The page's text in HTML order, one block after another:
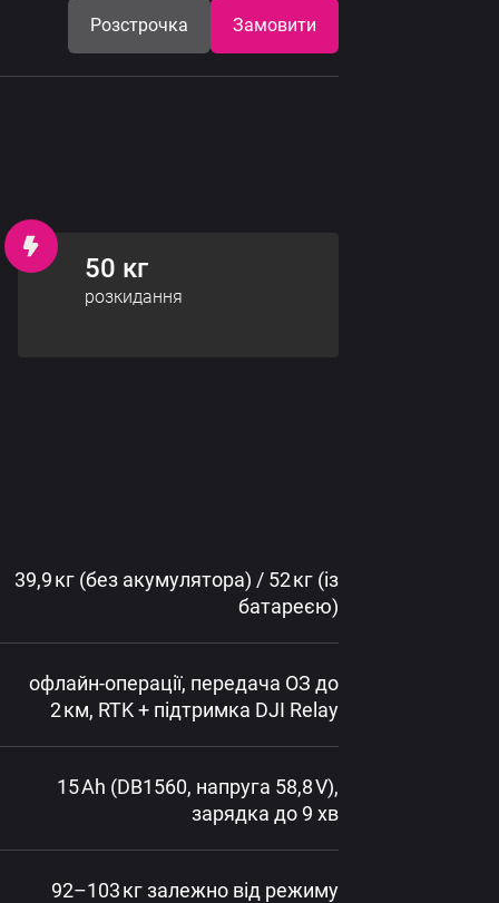
Розстрочка Замовити
50 кг
розкидання
39,9 кг (без акумулятора) / 52 кг (із
батареєю)
офлайн-операції, передача ОЗ до
2 км, RTK + підтримка DJI Relay
15 Ah (DB1560, напруга 58,8 V),
зарядка до 9 хв
92–103 кг залежно від режиму